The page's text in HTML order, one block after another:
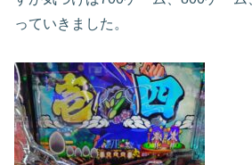
っていきました。